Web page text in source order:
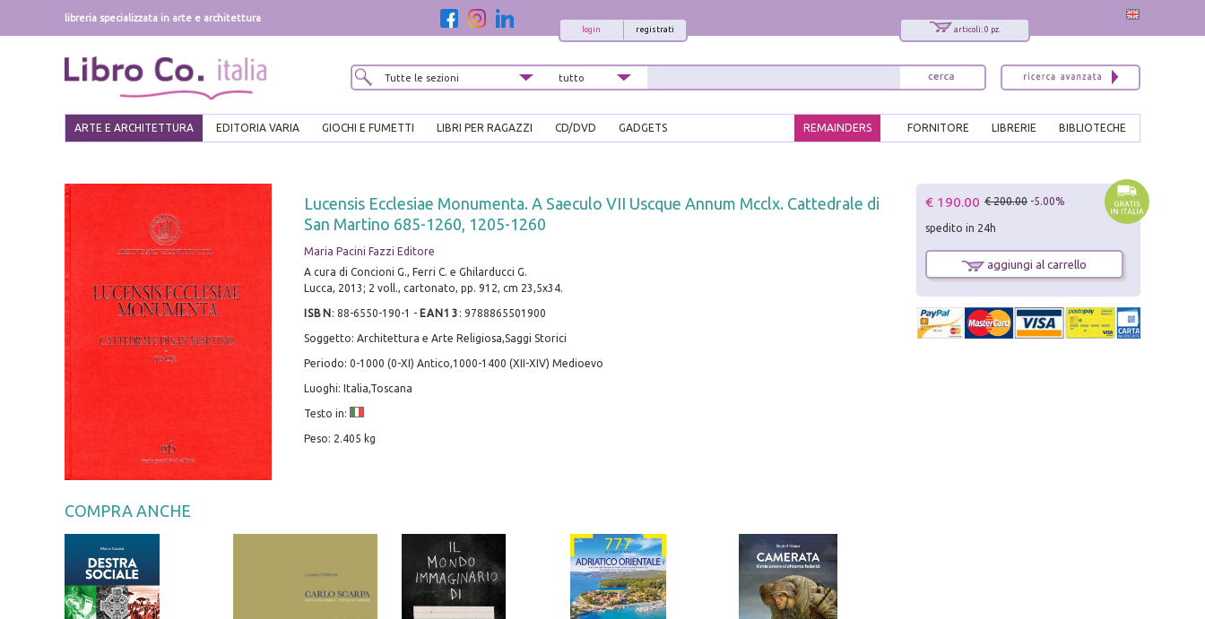
libreria specializzata in arte e architettura
articoli: 0 pz.
registrati
login
ARTE E ARCHITETTURA EDITORIA VARIA GIOCHI E FUMETTI LIBRI PER RAGAZZI CD/DVD GADGETS BIBLIOTECHE
LIBRERIE
FORNITORE
REMAINDERS
Lucensis Ecclesiae Monumenta. A Saeculo VII Uscque Annum Mcclx. Cattedrale di
San Martino 685-1260, 1205-1260
Maria Pacini Fazzi Editore
A cura di Concioni G., Ferri C. e Ghilarducci G.
Lucca, 2013; 2 voll., cartonato, pp. 912, cm 23,5x34.
ISBN : 88-6550-190-1 - EAN13 : 9788865501900
Soggetto: Architettura e Arte Religiosa,Saggi Storici
Periodo: 0-1000 (0-XI) Antico,1000-1400 (XII-XIV) Medioevo
Luoghi: Italia,Toscana
Testo in:
Peso: 2.405 kg
COMPRA ANCHE
€ 190.00 € 200.00 -5.00%
spedito in 24h
aggiungi al carrello
x
Interessato ai nostri libri?
Sarai informato delle nostre novità, potrai
comunque cancellarti quando desideri.
modulo di iscrizione